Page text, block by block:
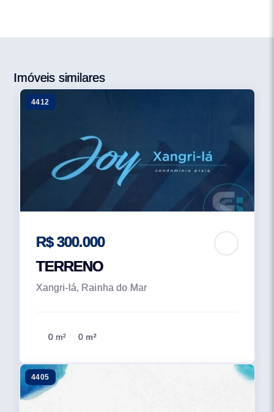
Imóveis similares
4412
R$ 300.000
TERRENO
Xangri-lá, Rainha do Mar
0 m² 0 m²
4405